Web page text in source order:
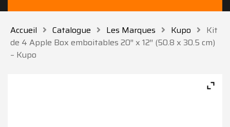
Accueil Catalogue Les Marques Kupo
Kit
de 4 Apple Box emboitables 20″ x 12″ (50.8 x 30.5 cm)
– Kupo